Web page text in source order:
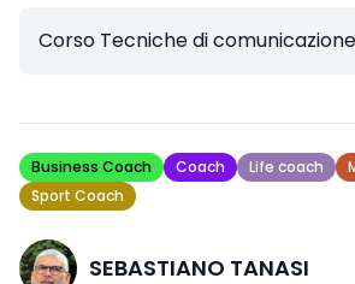
Corso Tecniche di comunicazione
Business Coach Coach Life coach
Sport Coach
SEBASTIANO TANASI